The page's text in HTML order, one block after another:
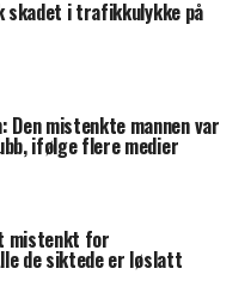
skadet i trafikkulykke på
Den mistenkte mannen var
ifølge flere medier
mistenkt for
de siktede er løslatt